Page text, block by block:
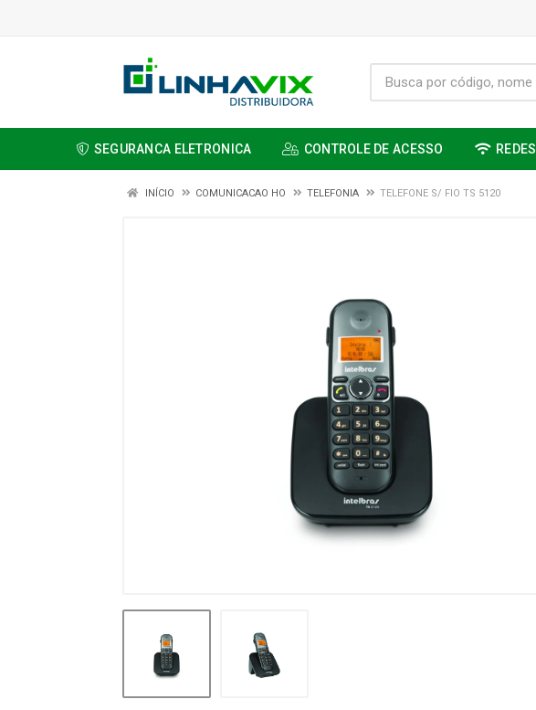
SEGURANCA ELETRONICA CONTROLE DE ACESSO REDES
INÍCIO COMUNICACAO HO TELEFONIA TELEFONE S/ FIO TS 5120